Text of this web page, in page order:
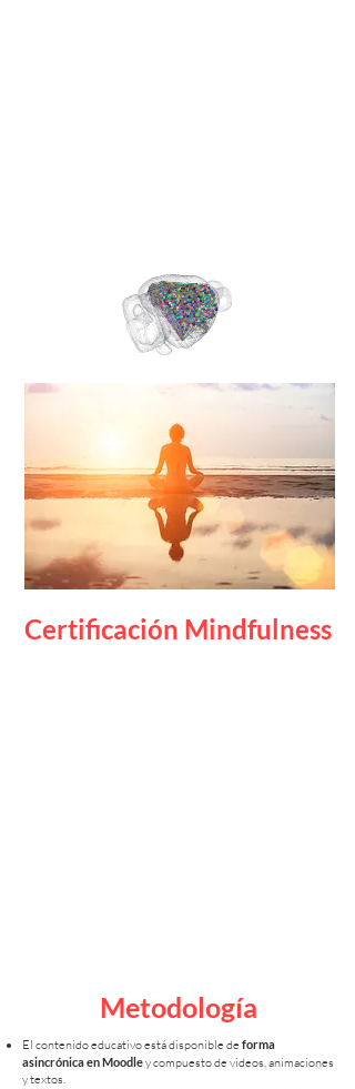
Certificación Mindfulness
Metodología
El contenido educativo está disponible de forma
asincrónica en Moodley compuesto de videos, animaciones
y textos.